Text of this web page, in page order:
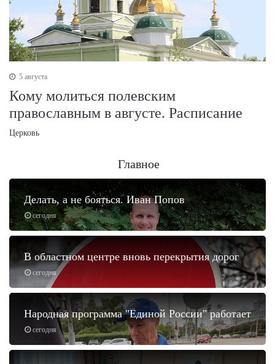
5 августа
Кому молиться полевским
православным в августе. Расписание
Церковь
Главное
сегодня
Делать, а не бояться. Иван Попов
сегодня
В областном центре вновь перекрытия дорог
сегодня
Народная программа "Единой России" работает